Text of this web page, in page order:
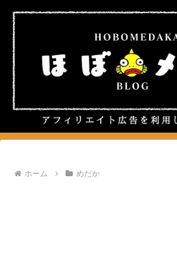
ホーム めだか